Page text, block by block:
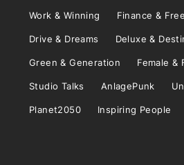
Work & Winning Finance &
Drive & Dreams Deluxe &
Green & Generation Female &
Studio Talks AnlagePunk
Planet2050 Inspiring People